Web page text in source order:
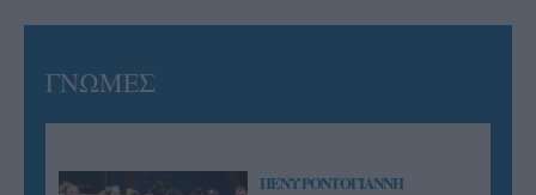
ΓΝΩΜΕΣ
ΠΕΝΥ ΡΟΝΤΟΓΙΑΝΝΗ